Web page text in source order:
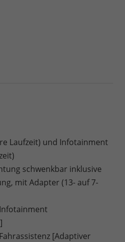
Laufzeit) und Infotainment
schwenkbar inklusive
mit Adapter (13- auf 7-
[Adaptiver